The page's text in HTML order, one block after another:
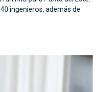
ingenieros, además de